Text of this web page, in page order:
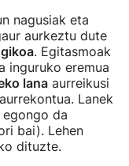
nagusiak eta
aurkeztu dute
. Egitasmoak
inguruko eremua
lana aurreikusi
Lanek
egongo da
bai). Lehen
dituzte.